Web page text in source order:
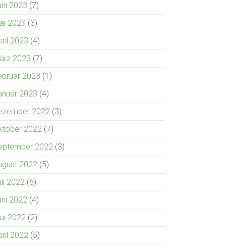
2023 (7)
2023 (3)
2023 (4)
2023 (7)
2023 (1)
2023 (4)
2022 (3)
2022 (7)
2022 (3)
2022 (5)
2022 (6)
2022 (4)
2022 (2)
2022 (5)